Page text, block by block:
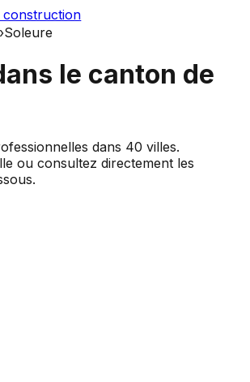
construction
›Soleure
le canton de
dans 40 villes.
ou consultez directement les